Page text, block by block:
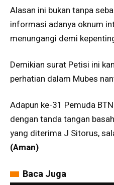
Alasan ini bukan tanpa
informasi adanya oknum
menungangi demi
Demikian surat Petisi ini
perhatian dalam Mubes
Adapun ke-31 Pemuda
dengan tanda tangan
yang diterima J Sitorus,
(Aman)
Baca Juga